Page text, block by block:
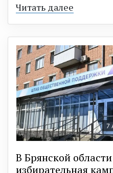
Читать далее
7
В Брянской
избирательная